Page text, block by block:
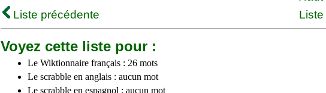
Liste précédente
Voyez cette liste pour :
Le Wiktionnaire français : 26 mots
Le scrabble en anglais : aucun mot
Le scrabble en espagnol : aucun mot